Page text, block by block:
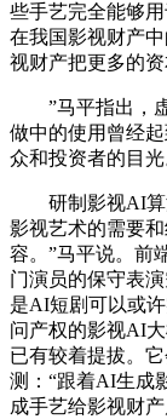
些手艺完全能够
在我国影视财产
视财产把更多的
”马平指出，虚
做中的使用曾经
众和投资者的目
研制影视AI算
影视艺术的需要
容。”马平说。前
门演员的保守表
是AI短剧可以或
问产权的影视AI
已有较着提拔。
测：“跟着AI生成
成手艺给影视财